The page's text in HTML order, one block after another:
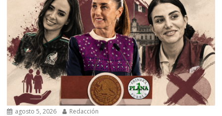
agosto 5, 2026 Redacción